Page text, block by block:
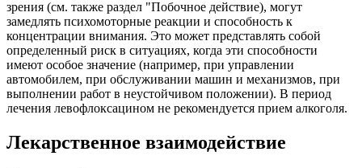
зрения (см. также раздел "Побочное действие), могут
замедлять психомоторные реакции и способность к
концентрации внимания. Это может представлять собой
определенный риск в ситуациях, когда эти способности
имеют особое значение (например, при управлении
автомобилем, при обслуживании машин и механизмов, при
выполнении работ в неустойчивом положении). В период
лечения левофлоксацином не рекомендуется прием алкоголя.
Лекарственное взаимодействие